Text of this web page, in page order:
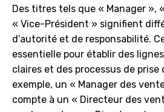
Des titres tels que « Manager »,
« Vice-Président » signifient
d’autorité et de responsabilité.
essentielle pour établir des
claires et des processus de prise
exemple, un « Manager des
compte à un « Directeur des